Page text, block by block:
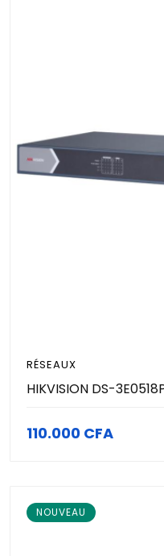
RÉSEAUX
110.000 CFA
NOUVEAU